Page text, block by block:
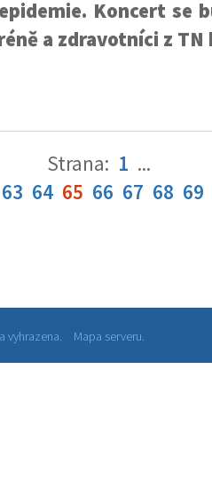
Koncert se
a zdravotníci z
Strana: 1 ...
63 64 65 66 67 68 69
vyhrazena. Mapa serveru.